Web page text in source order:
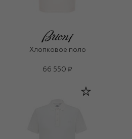
Хлопковое поло
66 550 ₽